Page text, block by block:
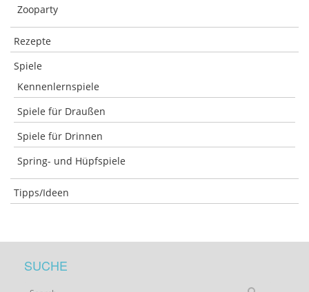
Zooparty
Rezepte
Spiele
Kennenlernspiele
Spiele für Draußen
Spiele für Drinnen
Spring- und Hüpfspiele
Tipps/Ideen
SUCHE